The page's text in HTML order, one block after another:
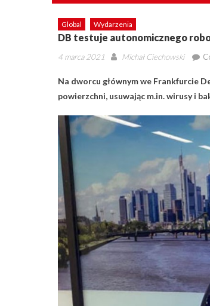
Global Wydarzenia
DB testuje autonomicznego
Posted
4 marca 2021 Author
Michał Ciechowski
Na dworcu głównym we Frankfurcie
powierzchni, usuwając m.in. wirusy i